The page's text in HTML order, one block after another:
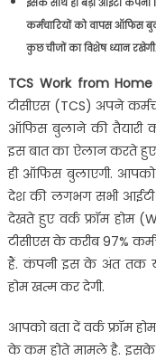
इसके साथ ही बड़ी आईटी
कर्मचारियों को वापस ऑफिस
कुछ चीजों का विशेष ध्यान रखेगी.
TCS Work from
टीसीएस (TCS) अपने
ऑफिस बुलाने की तैयारी
इस बात का ऐलान करते
ही ऑफिस बुलाएगी. आपको
देश की लगभग सभी आईटी
देखते हुए वर्क फ्रॉम होम
टीसीएस के करीब 97%
हैं. कंपनी इस के अंत तक
होम खत्म कर देगी.
आपको बता दें वर्क फ्रॉम
के कम होते मामले है. इसके